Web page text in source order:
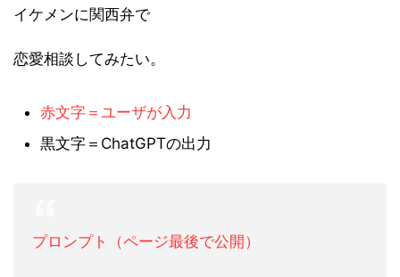
イケメンに関西弁で
恋愛相談してみたい。
赤文字＝ユーザが入力
黒文字＝ChatGPTの出力
プロンプト（ページ最後で公開）